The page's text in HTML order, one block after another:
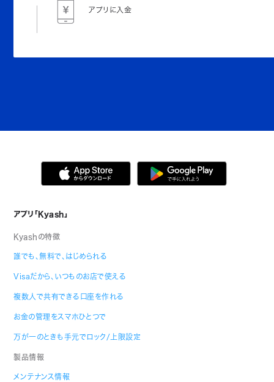
アプリに入金
アプリ「Kyash」
Kyashの特徴
誰でも、無料で、はじめられる
Visaだから、いつものお店で使える
複数人で共有できる口座を作れる
お金の管理をスマホひとつで
万が一のときも手元でロック/上限設定
製品情報
メンテナンス情報